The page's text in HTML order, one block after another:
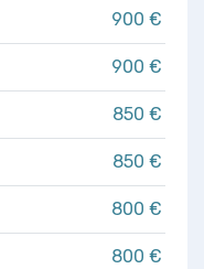
900 €
900 €
850 €
850 €
800 €
800 €